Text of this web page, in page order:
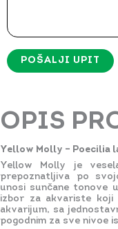
POŠALJI UPIT
OPIS
Yellow Molly – Poecilia
Yellow Molly je
prepoznatljiva po
unosi sunčane tonove
izbor za akvariste koji
akvarijum, sa
pogodnim za sve nivoe